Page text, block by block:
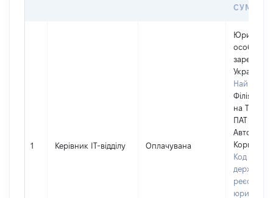
1 Керівник ІТ-відділу Оплачувана
Юридична
особа,
Україні
Філія
на
ПАТ
Код в
реєстрі